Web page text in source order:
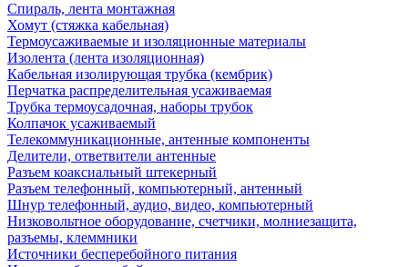
Спираль, лента монтажная
Хомут (стяжка кабельная)
Термоусаживаемые и изоляционные материалы
Изолента (лента изоляционная)
Кабельная изолирующая трубка (кембрик)
Перчатка распределительная усаживаемая
Трубка термоусадочная, наборы трубок
Колпачок усаживаемый
Телекоммуникационные, антенные компоненты
Делители, ответвители антенные
Разъем коаксиальный штекерный
Разъем телефонный, компьютерный, антенный
Шнур телефонный, аудио, видео, компьютерный
Низковольтное оборудование, счетчики, молниезащита,
разъемы, клеммники
Источники бесперебойного питания